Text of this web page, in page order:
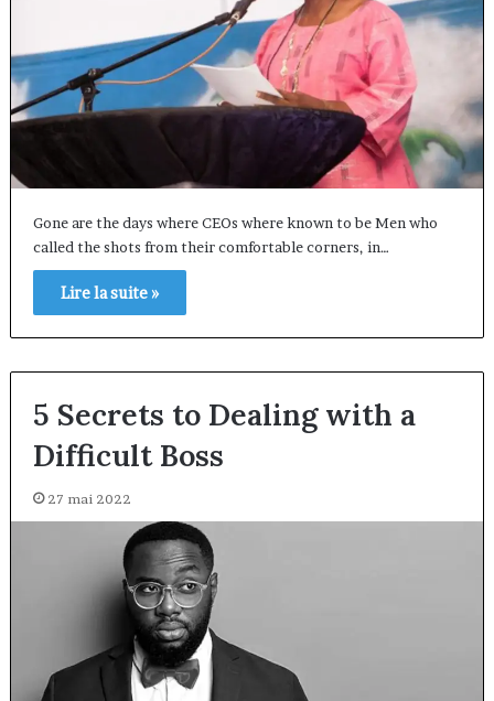
Gone are the days where CEOs where known to be Men who
called the shots from their comfortable corners, in…
Lire la suite »
5 Secrets to Dealing with a
Difficult Boss
27 mai 2022